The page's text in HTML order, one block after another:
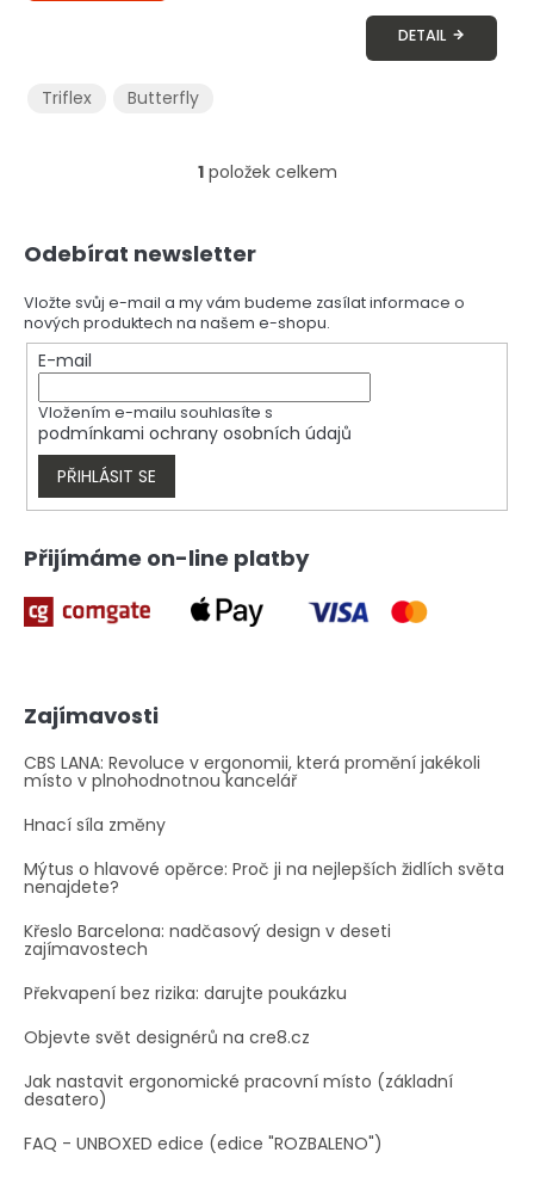
DETAIL
Triflex Butterfly
O
a
c
í
v
k
s
1položek celkem
Odebírat newsletter
Vložte svůj e-mail a my vám budeme zasílat informace o
nových produktech na našem e-shopu.
E-mail
Vložením e-mailu souhlasíte s
podmínkami ochrany osobních údajů
PŘIHLÁSIT SE
Přijímáme on-line platby
Zajímavosti
CBS LANA: Revoluce v ergonomii, která promění jakékoli
místo v plnohodnotnou kancelář
Hnací síla změny
Mýtus o hlavové opěrce: Proč ji na nejlepších židlích světa
nenajdete?
Křeslo Barcelona: nadčasový design v deseti
zajímavostech
Překvapení bez rizika: darujte poukázku
Objevte svět designérů na cre8.cz
Jak nastavit ergonomické pracovní místo (základní
desatero)
FAQ - UNBOXED edice (edice "ROZBALENO")